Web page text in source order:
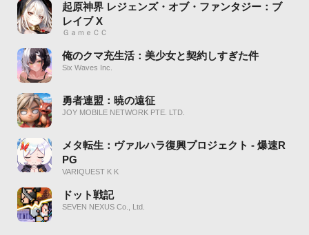
起原神界 レジェンズ・オブ・ファンタジー：ブ
レイブ X
ＧａｍｅＣＣ
俺のクマ充生活：美少女と契約しすぎた件
Six Waves Inc.
勇者連盟：暁の遠征
JOY MOBILE NETWORK PTE. LTD.
メタ転生：ヴァルハラ復興プロジェクト - 爆速R
PG
VARIQUEST K K
ドット戦記
SEVEN NEXUS Co., Ltd.